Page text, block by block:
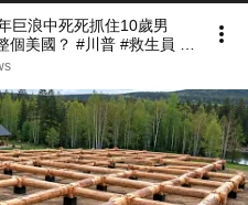
巨浪中死死抓住10歲男
美國？ #川普 #救生員 #
20260731